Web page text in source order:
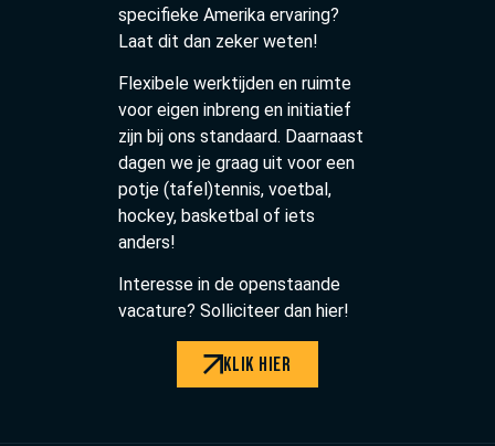
specifieke Amerika ervaring?
Laat dit dan zeker weten!
Flexibele werktijden en ruimte
voor eigen inbreng en initiatief
zijn bij ons standaard. Daarnaast
dagen we je graag uit voor een
potje (tafel)tennis, voetbal,
hockey, basketbal of iets
anders!
Interesse in de openstaande
vacature? Solliciteer dan hier!
KLIK HIER